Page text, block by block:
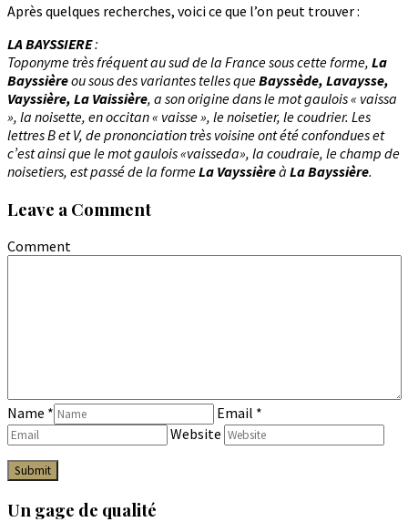
Après quelques recherches, voici ce que l’on peut trouver :
LA BAYSSIERE:
Toponyme très fréquent au sud de la France sous cette forme, La
Bayssièreou sous des variantes telles queBayssède, Lavaysse,
Vayssière, La Vaissière, a son origine dans le mot gaulois « vaissa
», la noisette, en occitan « vaisse », le noisetier, le coudrier. Les
lettres B et V, de prononciation très voisine ont été confondues et
c’est ainsi que le mot gaulois «vaisseda», la coudraie, le champ de
noisetiers, est passé de la formeLa Vayssièreà La Bayssière.
Leave a Comment
Comment
Name * Email *
Website
Un gage de qualité